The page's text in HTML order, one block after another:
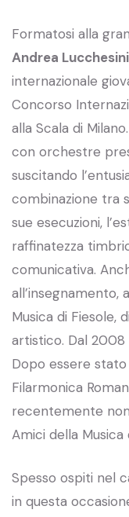
Formatosi alla
Andrea Lucchesini
internazionale
Concorso
alla Scala di
con orchestre
suscitando
combinazione tra
sue esecuzioni,
raffinatezza
comunicativa.
all’insegnamento,
Musica di Fiesole,
artistico. Dal 2008
Dopo essere
Filarmonica
recentemente
Amici della Musica
Spesso ospiti nel
in questa